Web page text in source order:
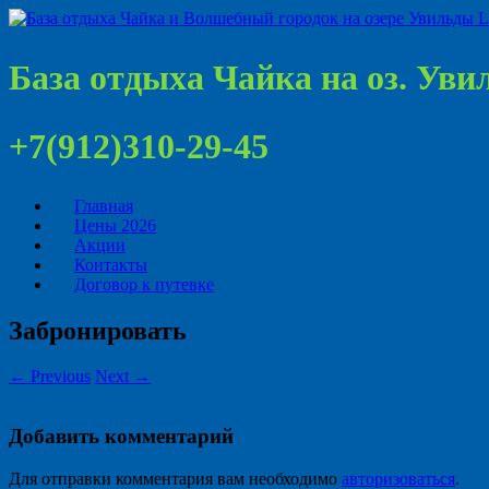
База отдыха Чайка на оз.
+7(912)310-29-45
Главная
Цены 2026
Акции
Контакты
Договор к путевке
Забронировать
← Previous Next →
Добавить комментарий
Для отправки комментария вам необходимо авторизоваться.